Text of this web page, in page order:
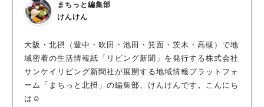
まちっと編集部
けんけん
大阪・北摂（豊中・吹田・池田・箕面・茨木・高槻）で地
域密着の生活情報紙「リビング新聞」を発行する株式会社
サンケイリビング新聞社が展開する地域情報プラットフォ
ーム「まちっと北摂」の編集部、けんけんです。こんにち
は☺